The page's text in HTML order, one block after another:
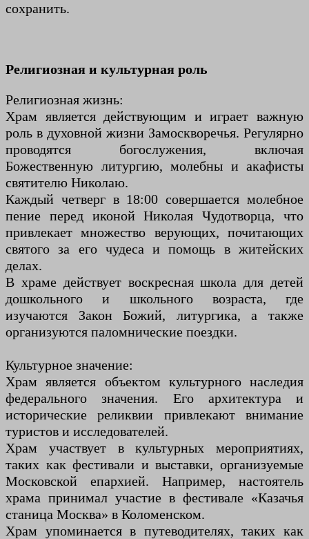
сохранить.
Религиозная и культурная роль
Религиозная жизнь:
Храм является действующим и играет важную
роль в духовной жизни Замоскворечья. Регулярно
проводятся богослужения, включая
Божественную литургию, молебны и акафисты
святителю Николаю.
Каждый четверг в 18:00 совершается молебное
пение перед иконой Николая Чудотворца, что
привлекает множество верующих, почитающих
святого за его чудеса и помощь в житейских
делах.
В храме действует воскресная школа для детей
дошкольного и школьного возраста, где
изучаются Закон Божий, литургика, а также
организуются паломнические поездки.
Культурное значение:
Храм является объектом культурного наследия
федерального значения. Его архитектура и
исторические реликвии привлекают внимание
туристов и исследователей.
Храм участвует в культурных мероприятиях,
таких как фестивали и выставки, организуемые
Московской епархией. Например, настоятель
храма принимал участие в фестивале «Казачья
станица Москва» в Коломенском.
Храм упоминается в путеводителях, таких как